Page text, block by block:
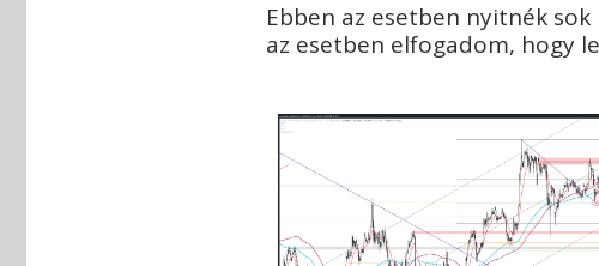
Ebben az esetben nyitnék
az esetben elfogadom, hogy